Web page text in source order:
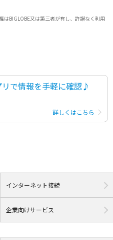
BIGLOBE又は第三者が有し、許諾なく利用
で情報を手軽に確認♪
詳しくはこちら
インターネット接続
企業向けサービス